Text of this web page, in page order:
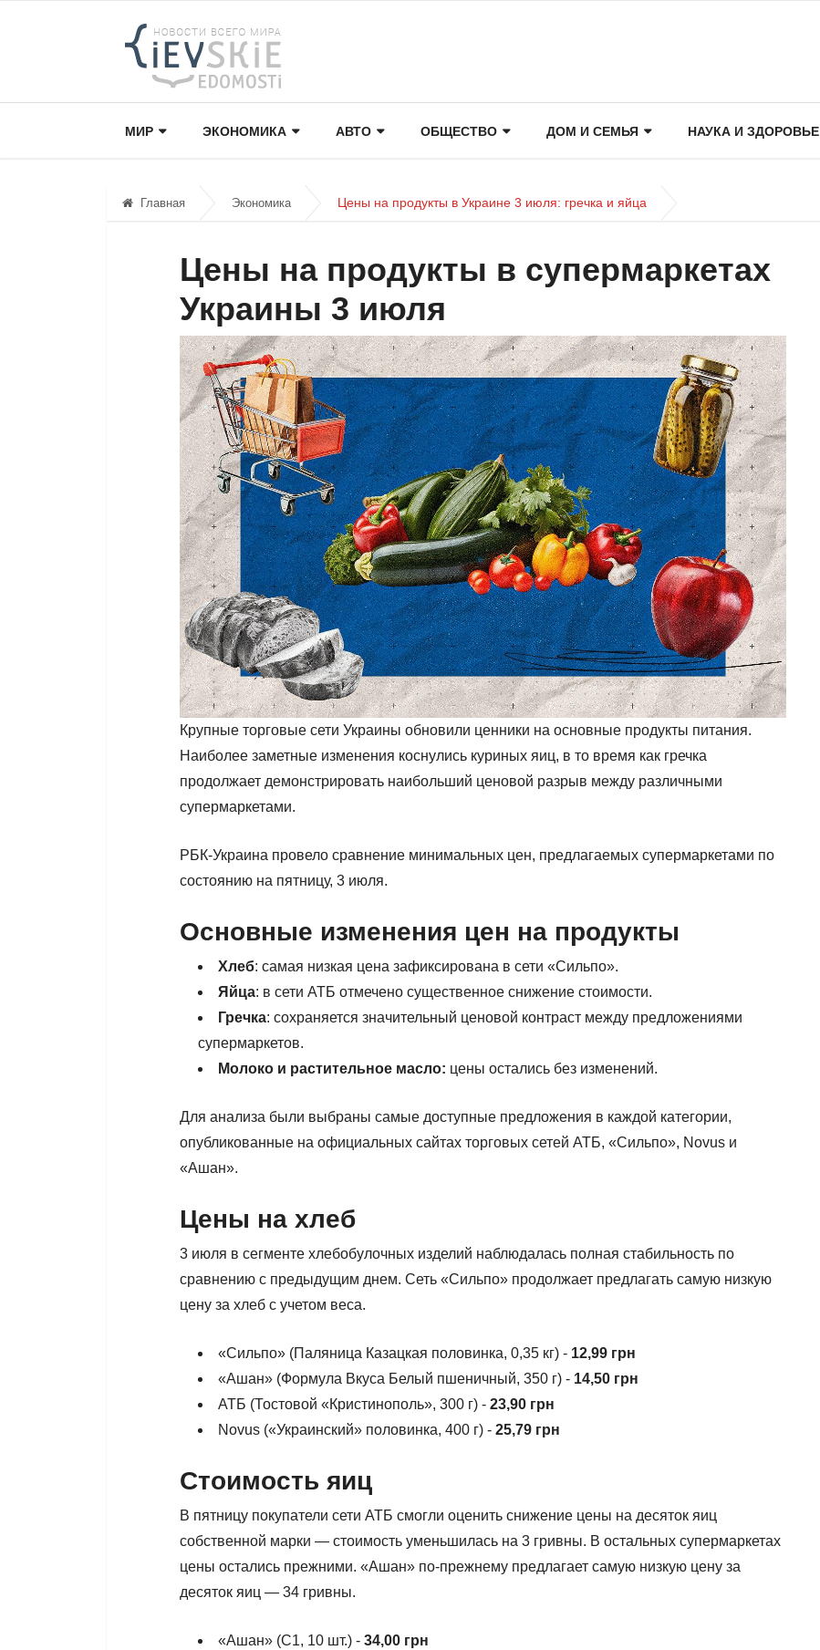
МИР ЭКОНОМИКА АВТО ОБЩЕСТВО ДОМ И СЕМЬЯ НАУКА И ЗДОРОВЬЕ
Главная Экономика Цены на продукты в Украине 3 июля: гречка и яйца
Цены на продукты в супермаркетах
Украины 3 июля
Крупные торговые сети Украины обновили ценники на основные продукты питания.
Наиболее заметные изменения коснулись куриных яиц, в то время как гречка
продолжает демонстрировать наибольший ценовой разрыв между различными
супермаркетами.
РБК-Украина провело сравнение минимальных цен, предлагаемых супермаркетами по
состоянию на пятницу, 3 июля.
Основные изменения цен на продукты
Хлеб: самая низкая цена зафиксирована в сети «Сильпо».
Яйца: в сети АТБ отмечено существенное снижение стоимости.
Гречка: сохраняется значительный ценовой контраст между предложениями
супермаркетов.
Молоко и растительное масло: цены остались без изменений.
Для анализа были выбраны самые доступные предложения в каждой категории,
опубликованные на официальных сайтах торговых сетей АТБ, «Сильпо», Novus и
«Ашан».
Цены на хлеб
3 июля в сегменте хлебобулочных изделий наблюдалась полная стабильность по
сравнению с предыдущим днем. Сеть «Сильпо» продолжает предлагать самую низкую
цену за хлеб с учетом веса.
«Сильпо» (Паляница Казацкая половинка, 0,35 кг) - 12,99 грн
«Ашан» (Формула Вкуса Белый пшеничный, 350 г) - 14,50 грн
АТБ (Тостовой «Кристинополь», 300 г) - 23,90 грн
Novus («Украинский» половинка, 400 г) - 25,79 грн
Стоимость яиц
В пятницу покупатели сети АТБ смогли оценить снижение цены на десяток яиц
собственной марки — стоимость уменьшилась на 3 гривны. В остальных супермаркетах
цены остались прежними. «Ашан» по-прежнему предлагает самую низкую цену за
десяток яиц — 34 гривны.
«Ашан» (С1, 10 шт.) - 34,00 грн